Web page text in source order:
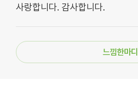
사랑합니다. 감사합니다.
느낌한마디